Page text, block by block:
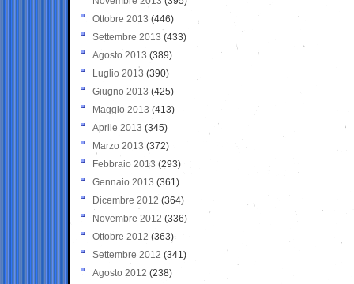
Ottobre 2013 (446)
Settembre 2013 (433)
Agosto 2013 (389)
Luglio 2013 (390)
Giugno 2013 (425)
Maggio 2013 (413)
Aprile 2013 (345)
Marzo 2013 (372)
Febbraio 2013 (293)
Gennaio 2013 (361)
Dicembre 2012 (364)
Novembre 2012 (336)
Ottobre 2012 (363)
Settembre 2012 (341)
Agosto 2012 (238)